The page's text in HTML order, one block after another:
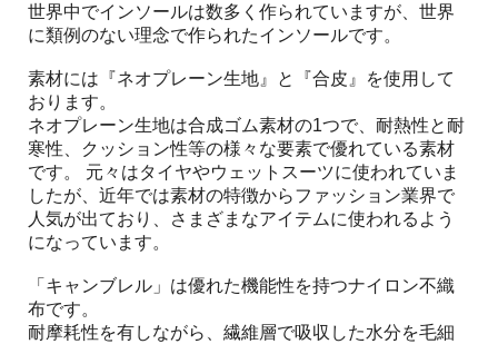
世界中でインソールは数多く作られていますが、世界
に類例のない理念で作られたインソールです。
素材には『ネオプレーン生地』と『合皮』を使用して
おります。
ネオプレーン生地は合成ゴム素材の1つで、耐熱性と耐
寒性、クッション性等の様々な要素で優れている素材
です。 元々はタイヤやウェットスーツに使われていま
したが、近年では素材の特徴からファッション業界で
人気が出ており、さまざまなアイテムに使われるよう
になっています。
「キャンブレル」は優れた機能性を持つナイロン不織
布です。
耐摩耗性を有しながら、繊維層で吸収した水分を毛細